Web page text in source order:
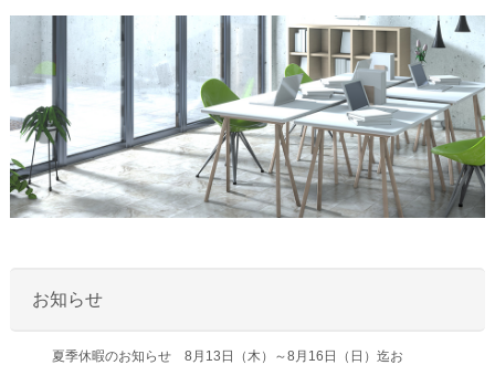
お知らせ
夏季休暇のお知らせ 8月13日（木）～8月16日（日）迄お